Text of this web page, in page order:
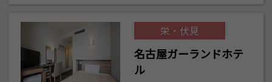
栄・伏見
名古屋ガーランドホテ
ル